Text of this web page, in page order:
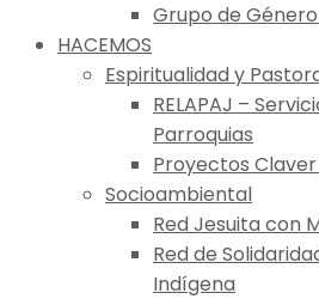
Grupo de
HACEMOS
Espiritualidad y
RELAPAJ –
Parroquias
Proyectos
Socioambiental
Red Jesuita con
Red de
Indígena